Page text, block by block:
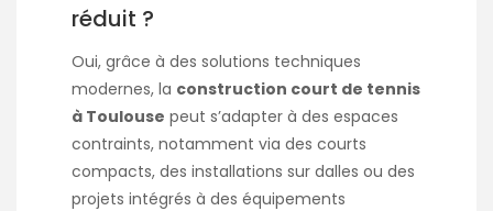
réduit ?
Oui, grâce à des solutions techniques
modernes, la construction court de tennis
à Toulouse peut s’adapter à des espaces
contraints, notamment via des courts
compacts, des installations sur dalles ou des
projets intégrés à des équipements